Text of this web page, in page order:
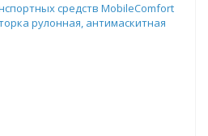
средств MobileComfort
рулонная, антимаскитная